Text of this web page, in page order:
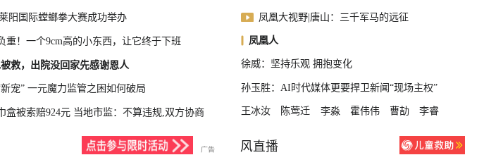
阳国际螳螂拳大赛成功举办
重！一个9cm高的小东西，让它终于下班
救，出院没回家先感谢恩人
宠” 一元魔力监管之困如何破局
盒被索赔924元 当地市监：不算违规,双方协商
凤凰大视野|唐山：三千军马的远征
凤凰人
徐威：坚持乐观 拥抱变化
孙玉胜：AI时代媒体更要捍卫新闻“现场主权”
王冰汝 陈莺迁 李淼 霍伟伟 曹劼 李睿
风直播